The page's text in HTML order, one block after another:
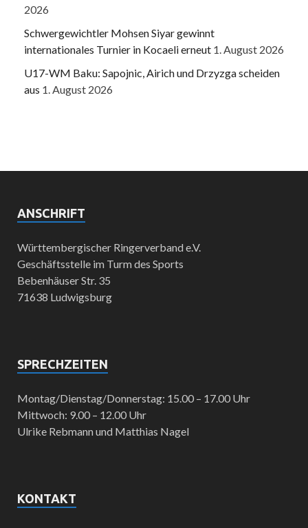
2026
Schwergewichtler Mohsen Siyar gewinnt
internationales Turnier in Kocaeli erneut 1. August 2026
U17-WM Baku: Sapojnic, Airich und Drzyzga scheiden
aus 1. August 2026
ANSCHRIFT
Württembergischer Ringerverband e.V.
Geschäftsstelle im Turm des Sports
Bebenhäuser Str. 35
71638 Ludwigsburg
SPRECHZEITEN
Montag/Dienstag/Donnerstag: 15.00 – 17.00 Uhr
Mittwoch: 9.00 – 12.00 Uhr
Ulrike Rebmann und Matthias Nagel
KONTAKT